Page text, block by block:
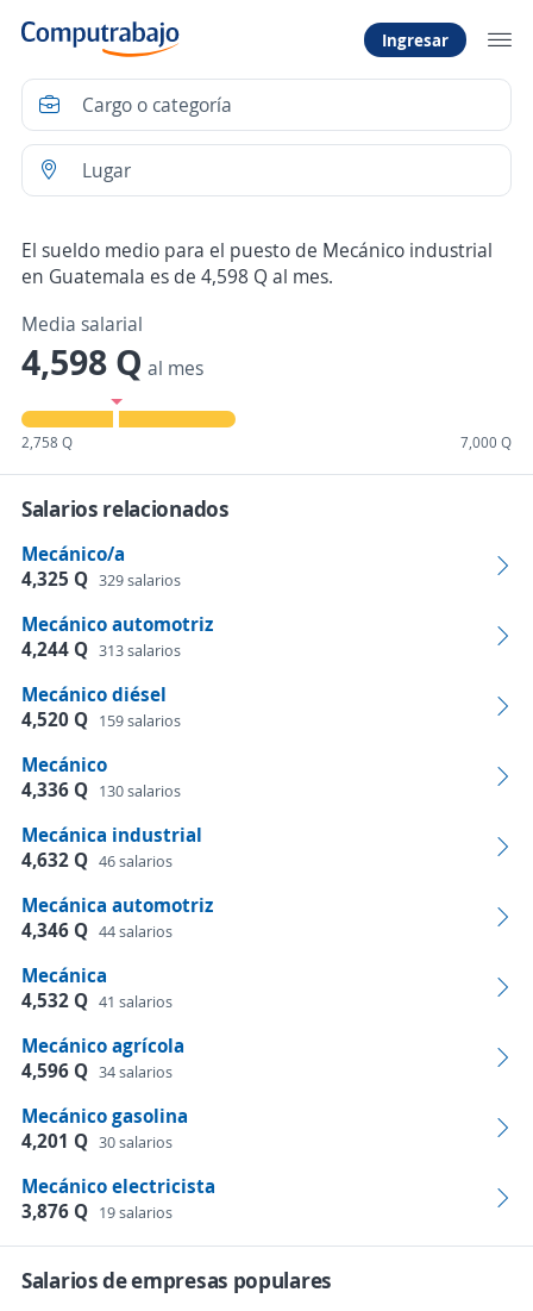
Ingresar
El sueldo medio para el puesto de Mecánico industrial
en Guatemala es de 4,598 Q al mes.
Media salarial
4,598 Q al mes
2,758 Q 7,000 Q
Salarios relacionados
Mecánico/a
4,325 Q 329 salarios
Mecánico automotriz
4,244 Q 313 salarios
Mecánico diésel
4,520 Q 159 salarios
Mecánico
4,336 Q 130 salarios
Mecánica industrial
4,632 Q 46 salarios
Mecánica automotriz
4,346 Q 44 salarios
Mecánica
4,532 Q 41 salarios
Mecánico agrícola
4,596 Q 34 salarios
Mecánico gasolina
4,201 Q 30 salarios
Mecánico electricista
3,876 Q 19 salarios
Salarios de empresas populares